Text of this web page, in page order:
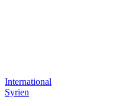
International
Syrien